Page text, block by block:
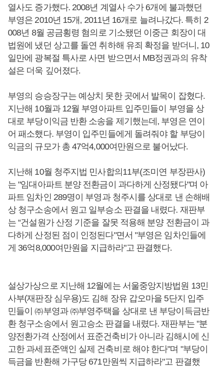
열사도 증가했다. 2008년 계열사 수가 6개에 불과했던
부영은 2010년 15개, 2011년 16개로 늘려나갔다. 특히 2
008년 8월 공금횡령 혐의로 기소됐던 이중근 회장이 대
법원에 냈던 상고를 돌연 취하해 유죄 확정을 받더니, 10
일만에 광복절 특사로 사면 받으면서 MB정권과의 유착
설은 더욱 깊어졌다.
부영의 승승장구는 예상치 못한 곳에서 발목이 잡혔다.
지난해 10월과 12월 부영아파트 입주민들이 부영을 상
대로 부당이익금 반환 소송을 제기했는데, 부영은 연이
어 패소했다. 부영이 입주민들에게 돌려줘야 할 부당이
익금의 규모가 총 47억4,000여만원으로 불어났다.
지난해 10월 청주지법 민사합의11부(조미연 부장판사)
는 "임대아파트 분양 전환금이 과다하게 산정됐다"며 아
파트 임차인 289명이 부영과 청주시를 상대로 낸 손해배
상 청구소송에서 원고 일부승소 판결을 내렸다. 재판부
는 “건설원가 산정 기준을 잘못 적용해 분양 전환금이 과
다하게 산정된 점이 인정된다"면서 "부영은 임차인들에
게 36억8,000여만원을 지급하라"고 판결했다.
설상가상으로 지난해 12월에는 서울중앙지방법원 13민
사부(재판장 심우용)도 김해 장유 갑오마을 5단지 입주
민들이 ㈜부영과 ㈜부영주택을 상대로 낸 부당이득금반
환 청구소송에서 원고승소 판결을 내렸다. 재판부는 "분
양전환가격 산정에서 표준건축비가 아니라 김해시에 신
고한 과세표준액인 실제 건축비로 해야 한다"며 "부당이
득금을 반환해 가구당 671만원씩 지급하라"고 판결했